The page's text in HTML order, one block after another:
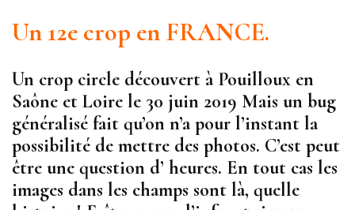
Pouilloux
Un 12e crop en FRANCE.
Un crop circle découvert à Pouilloux en
Saône et Loire le 30 juin 2019 Mais un bug
généralisé fait qu’on n’a pour l’instant la
possibilité de mettre des photos. C’est peut
être une question d’ heures. En tout cas les
images dans les champs sont là, quelle